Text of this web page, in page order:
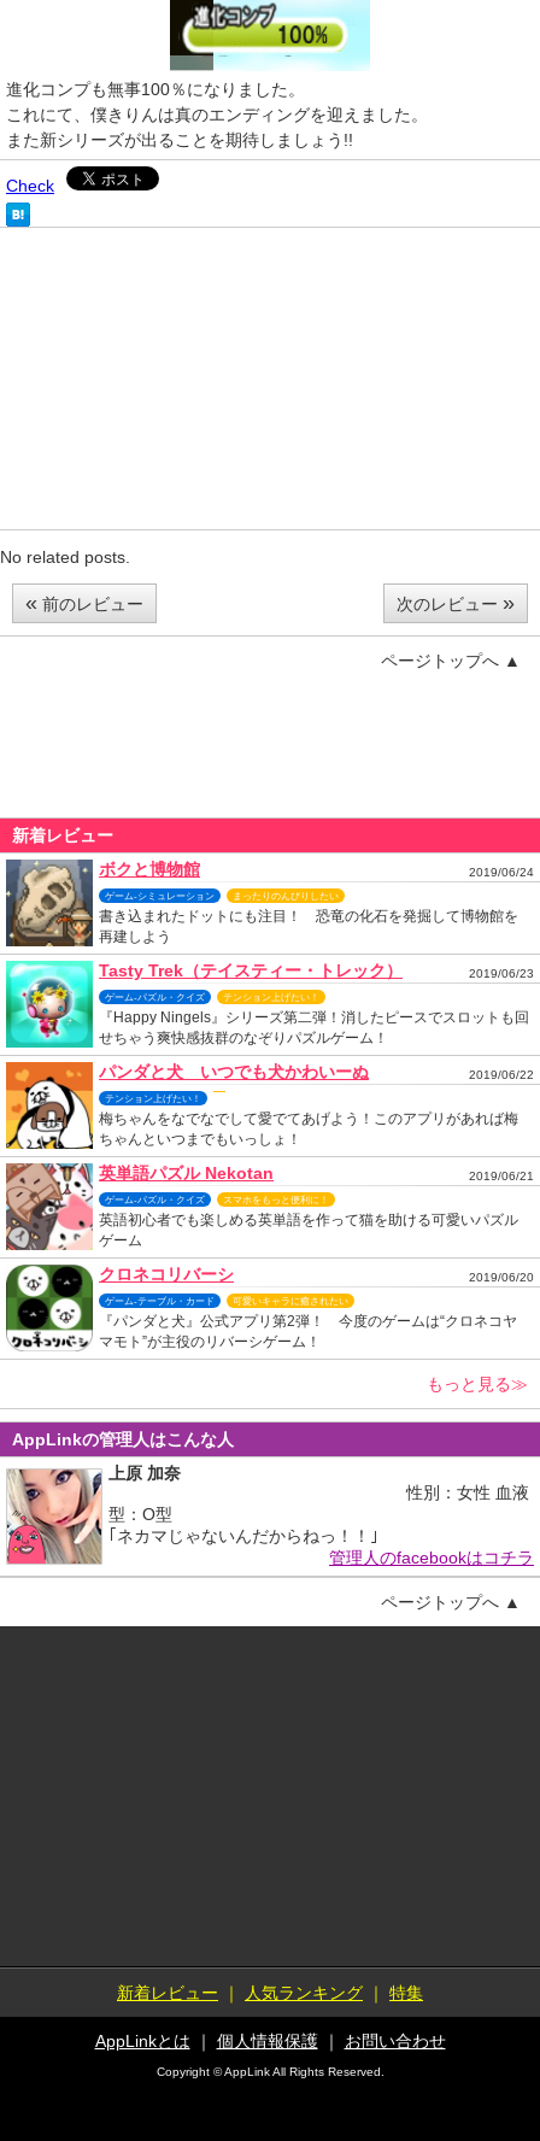
進化コンプも無事100％になりました。
これにて、僕きりんは真のエンディングを迎えました。
また新シリーズが出ることを期待しましょう!!
Check
No related posts.
« 前のレビュー 次のレビュー »
ページトップへ ▲
新着レビュー
ボクと博物館
2019/06/24
ゲーム-シミュレーション まったりのんびりしたい
書き込まれたドットにも注目！ 恐竜の化石を発掘して博物館を
再建しよう
Tasty Trek（テイスティー・トレック） 2019/06/23
ゲーム-パズル・クイズ テンション上げたい！
『Happy Ningels』シリーズ第二弾！消したピースでスロットも回
せちゃう爽快感抜群のなぞりパズルゲーム！
パンダと犬 いつでも犬かわいーぬ 2019/06/22
テンション上げたい！
梅ちゃんをなでなでして愛でてあげよう！このアプリがあれば梅
ちゃんといつまでもいっしょ！
英単語パズル Nekotan 2019/06/21
ゲーム-パズル・クイズ スマホをもっと便利に！
英語初心者でも楽しめる英単語を作って猫を助ける可愛いパズル
ゲーム
クロネコリバーシ 2019/06/20
ゲーム-テーブル・カード 可愛いキャラに癒されたい
『パンダと犬』公式アプリ第2弾！ 今度のゲームは“クロネコヤ
マモト”が主役のリバーシゲーム！
もっと見る≫
AppLinkの管理人はこんな人
上原 加奈
性別：女性 血液
型：O型
｢ネカマじゃないんだからねっ！！｣
管理人のfacebookはコチラ
ページトップへ ▲
新着レビュー ｜ 人気ランキング ｜ 特集
AppLinkとは ｜ 個人情報保護｜ お問い合わせ
Copyright © AppLink All Rights Reserved.